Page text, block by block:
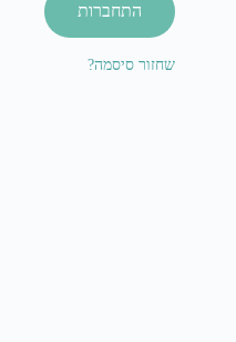
התחברות
שחזור סיסמה?